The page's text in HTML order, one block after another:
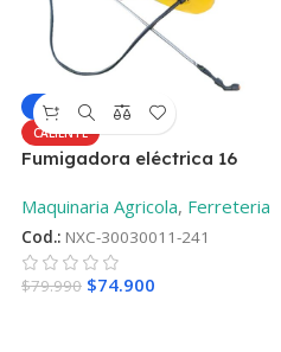
-6%
CALIENTE
Fumigadora eléctrica 16
Maquinaria Agricola, Ferreteria
Cod.: NXC-30030011-241
$79.990 $74.900